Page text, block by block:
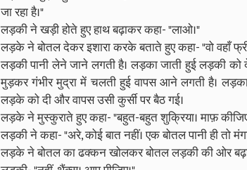
जा रहा है।"
लड़की ने खड़ी होते हुए हाथ बढ़ाकर कहा- "लाओ।"
लड़के ने बोतल देकर इशारा करके बताते हुए कहा- "वो वहाँ
लड़की पानी लेने जाने लगती है। लड़का जाती हुई लड़की
मुड़कर गंभीर मुद्रा में चलती हुई वापस आने लगती है।
लड़के को दी और वापस उसी कुर्सी पर बैठ गई।
लड़के ने मुस्कुराते हुए कहा- "बहुत-बहुत शुक्रिया। माफ़
लड़की ने कहा- "अरे, कोई बात नहीं। एक बोतल पानी ही तो
लड़के ने बोतल का ढक्कन खोलकर बोतल लड़की की ओर